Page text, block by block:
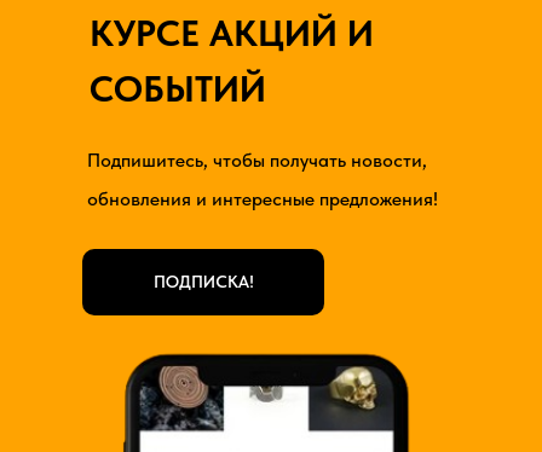
КУРСЕ АКЦИЙ И
СОБЫТИЙ
Подпишитесь, чтобы получать новости,
обновления и интересные предложения!
ПОДПИСКА!